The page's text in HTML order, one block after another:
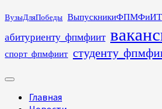
Перейти
содержимому
ВузыДляПобеды ВыпускникиФПМФиИТ
абитуриенту_фпмфиит
спорт_фпмфиит
Основное
Главная